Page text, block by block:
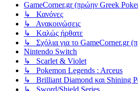
GameCorner.gr (πρώην Greek
↳ Κανόνες
↳ Ανακοινώσεις
↳ Kαλώς ήρθατε
↳ Σχόλια για το GameCorner.gr
Nintendo Switch
↳ Scarlet & Violet
↳ Pokemon Legends : Arceus
↳ Brilliant Diamond και Shining